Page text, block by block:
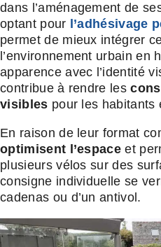
dans l’aménagement de
optant pour l’adhésivage
permet de mieux intégrer
l’environnement urbain en
apparence avec l’identité
contribue à rendre les
visibles pour les habitants
En raison de leur format
optimisent l’espace et
plusieurs vélos sur des
consigne individuelle se
cadenas ou d’un antivol.